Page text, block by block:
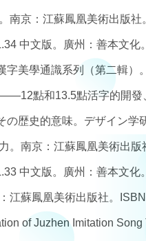
京：江蘇鳳凰美術出版
中文版。廣州：善本文化
美學通識系列（第二輯）
點和13.5點活字的開
歴史的意味。デザイン学
南京：江蘇鳳凰美術出版
中文版。廣州：善本文
江蘇鳳凰美術出版社。
of Juzhen Imitation